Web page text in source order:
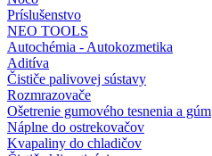
Príslušenstvo
NEO TOOLS
Autochémia - Autokozmetika
Aditíva
Čističe palivovej sústavy
Rozmrazovače
Ošetrenie gumového tesnenia a gúm
Náplne do ostrekovačov
Kvapaliny do chladičov